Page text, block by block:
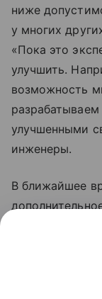
ниже
у многих
«Пока это
улучшить.
возможность
улучшенными
инженеры.
В ближайшее
➤
Трендов» —